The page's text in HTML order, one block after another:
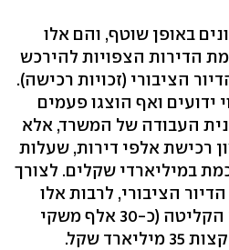
באופן שוטף, והם אלו
הדירות הצפויות להירכש
הציבורי (זכויות רכישה).
ידועים ואף הוצגו פעמים
העבודה של המשרד, אלא
רכישת אלפי דירות, שעלות
במיליארדי שקלים. לצורך
הציבורי, לרבות אלו
המטופלים על ידי משרד הקליטה (כ-30 אלף משקי
שקל.